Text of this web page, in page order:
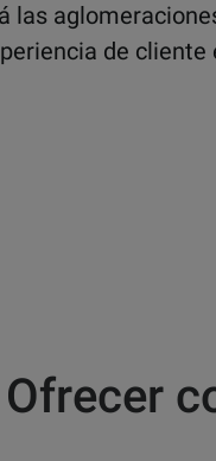
las
de
Ofrecer